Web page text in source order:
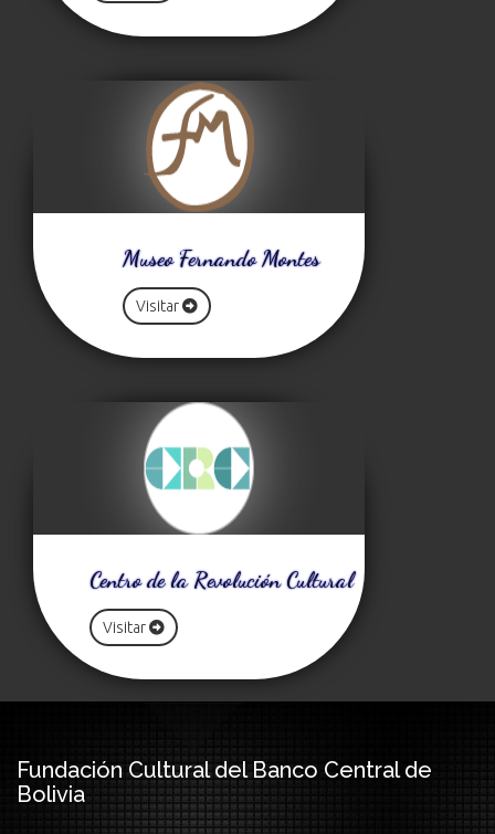
Museo Fernando Montes
Visitar
Centro de la Revolución Cultural
Visitar
Fundación Cultural del Banco Central de
Bolivia